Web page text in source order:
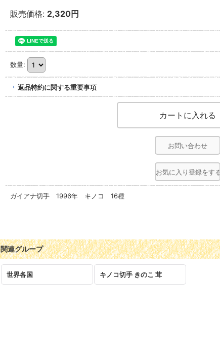
販売価格: 2,320円
数量:
返品特約に関する重要事項
お問い合わせ
お気に入り登録をする
ガイアナ切手 1996年 キノコ 16種
関連グループ
世界各国 キノコ切手 きのこ 茸